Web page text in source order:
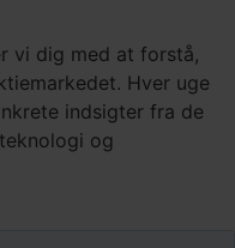
vi dig med at forstå,
Hver uge
indsigter fra de
og